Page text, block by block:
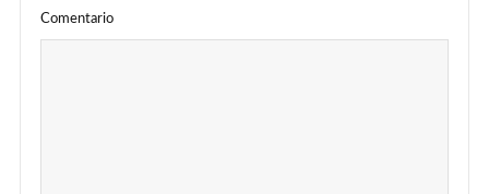
Comentario